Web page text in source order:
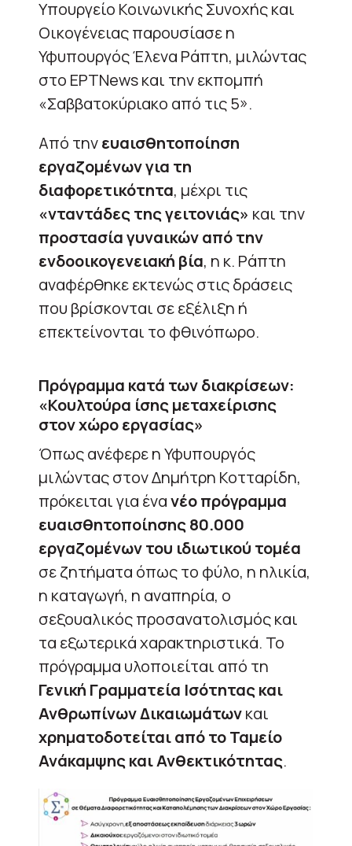
Υπουργείο Κοινωνικής Συνοχής και
Οικογένειας παρουσίασε η
Υφυπουργός Έλενα Ράπτη, μιλώντας
στο ΕΡΤNews και την εκπομπή
«Σαββατοκύριακο από τις 5».
Από τηνευαισθητοποίηση
εργαζομένων για τη
διαφορετικότητα, μέχρι τις
«νταντάδες της γειτονιάς» και την
προστασία γυναικών από την
ενδοοικογενειακή βία, η κ. Ράπτη
αναφέρθηκε εκτενώς στις δράσεις
που βρίσκονται σε εξέλιξη ή
επεκτείνονται το φθινόπωρο.
Πρόγραμμα κατά των διακρίσεων:
«Κουλτούρα ίσης μεταχείρισης
στον χώρο εργασίας»
Όπως ανέφερε η Υφυπουργός
μιλώντας στον Δημήτρη Κοτταρίδη,
πρόκειται για ένανέο πρόγραμμα
ευαισθητοποίησης 80.000
εργαζομένων του ιδιωτικού τομέα
σε ζητήματα όπως το φύλο, η ηλικία,
η καταγωγή, η αναπηρία, ο
σεξουαλικός προσανατολισμός και
τα εξωτερικά χαρακτηριστικά. Το
πρόγραμμα υλοποιείται από τη
Γενική Γραμματεία Ισότητας και
Ανθρωπίνων Δικαιωμάτωνκαι
χρηματοδοτείται από το Ταμείο
Ανάκαμψης και Ανθεκτικότητας.